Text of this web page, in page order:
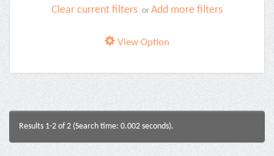
Clear current filters or Add more filters
View Option
Results 1-2 of 2 (Search time: 0.002 seconds).